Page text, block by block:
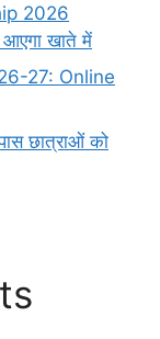
2026
खाते में
27: Online
छात्राओं को